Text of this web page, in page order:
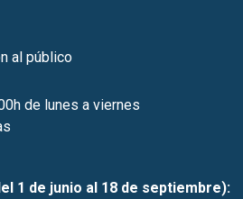
al público
de lunes a viernes
1 de junio al 18 de septiembre):